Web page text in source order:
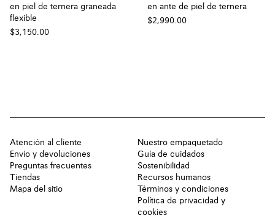
en piel de ternera graneada
flexible
$3,150.00
en ante de piel de ternera
$2,990.00
Atención al cliente
Envío y devoluciones
Preguntas frecuentes
Tiendas
Mapa del sitio
Nuestro empaquetado
Guía de cuidados
Sostenibilidad
Recursos humanos
Términos y condiciones
Política de privacidad y
cookies